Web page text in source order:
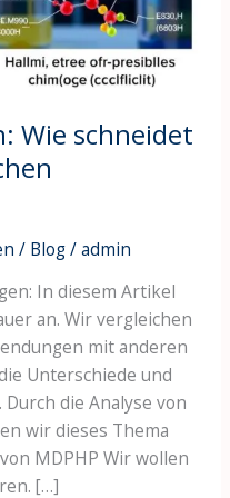
Wie schneidet
/ Blog/admin
In diesem Artikel
an. Wir vergleichen
mit anderen
Unterschiede und
die Analyse von
wir dieses Thema
MDPHP Wir wollen
[…]